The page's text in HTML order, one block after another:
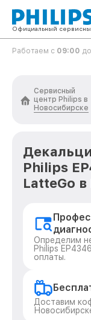
Официальный
Работаем с 09:00 до
Сервисный
центр Philips в
Новосибирске
Philips
LatteGo
Определим
Philips
оплаты.
Доставим